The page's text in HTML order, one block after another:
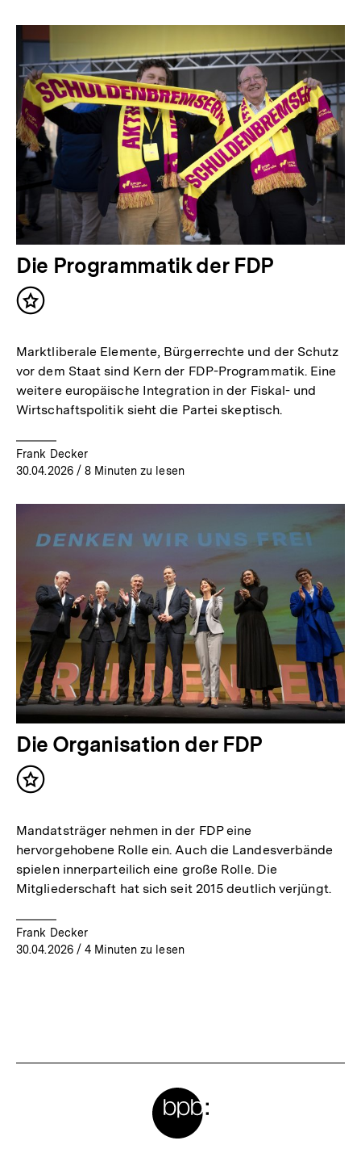
Die Programmatik der FDP
Inhalt
Marktliberale Elemente, Bürgerrechte und der Schutz
vor dem Staat sind Kern der FDP-Programmatik. Eine
weitere europäische Integration in der Fiskal- und
Wirtschaftspolitik sieht die Partei skeptisch.
Frank Decker
30.04.2026/ 8 Minuten zu lesen
Die Organisation der FDP
Inhalt
Mandatsträger nehmen in der FDP eine
hervorgehobene Rolle ein. Auch die Landesverbände
spielen innerparteilich eine große Rolle. Die
Mitgliederschaft hat sich seit 2015 deutlich verjüngt.
Frank Decker
30.04.2026/ 4 Minuten zu lesen